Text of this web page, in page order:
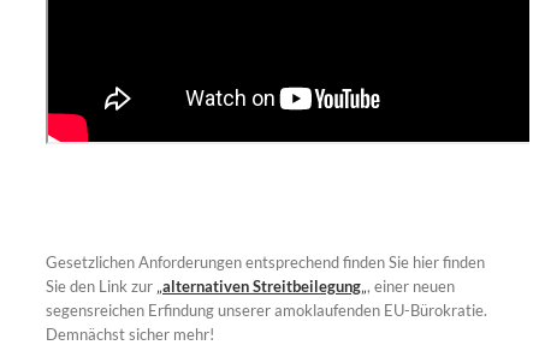
Gesetzlichen Anforderungen entsprechend finden Sie hier finden
Sie den Link zur „alternativen Streitbeilegung„, einer neuen
segensreichen Erfindung unserer amoklaufenden EU-Bürokratie.
Demnächst sicher mehr!